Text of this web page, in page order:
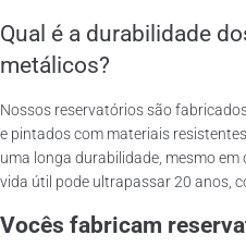
Qual é a durabilidade
metálicos?
Nossos reservatórios são
e pintados com materiais
uma longa durabilidade, mesmo
vida útil pode ultrapassar 20 anos,
Vocês fabricam